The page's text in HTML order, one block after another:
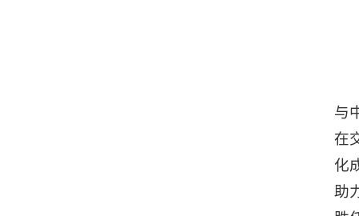
与
在
化
助